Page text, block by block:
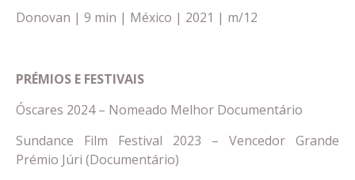
Donovan | 9 min | México | 2021 | m/12
PRÉMIOS E FESTIVAIS
Óscares 2024 – Nomeado Melhor Documentário
Sundance Film Festival 2023 – Vencedor Grande
Prémio Júri (Documentário)